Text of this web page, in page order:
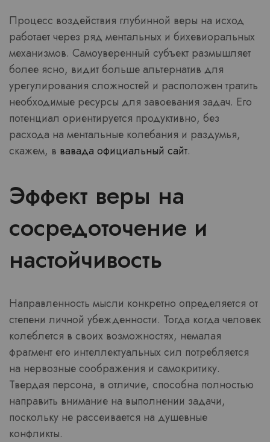
Процесс воздействия глубинной веры на исход
работает через ряд ментальных и бихевиоральных
механизмов. Самоуверенный субъект размышляет
более ясно, видит больше альтернатив для
урегулирования сложностей и расположен тратить
необходимые ресурсы для завоевания задач. Его
потенциал ориентируется продуктивно, без
расхода на ментальные колебания и раздумья,
скажем, в вавада официальный сайт.
Эффект веры на
сосредоточение и
настойчивость
Направленность мысли конкретно определяется от
степени личной убежденности. Тогда когда человек
колеблется в своих возможностях, немалая
фрагмент его интеллектуальных сил потребляется
на нервозные соображения и самокритику.
Твердая персона, в отличие, способна полностью
направить внимание на выполнении задачи,
поскольку не рассеивается на душевные
конфликты.